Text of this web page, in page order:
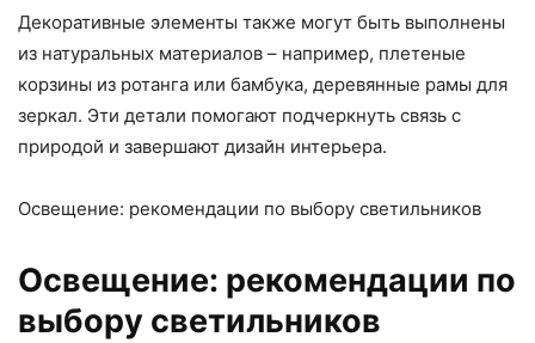
Декоративные элементы также могут быть выполнены
из натуральных материалов – например, плетеные
корзины из ротанга или бамбука, деревянные рамы для
зеркал. Эти детали помогают подчеркнуть связь с
природой и завершают дизайн интерьера.
Освещение: рекомендации по выбору светильников
Освещение: рекомендации по
выбору светильников